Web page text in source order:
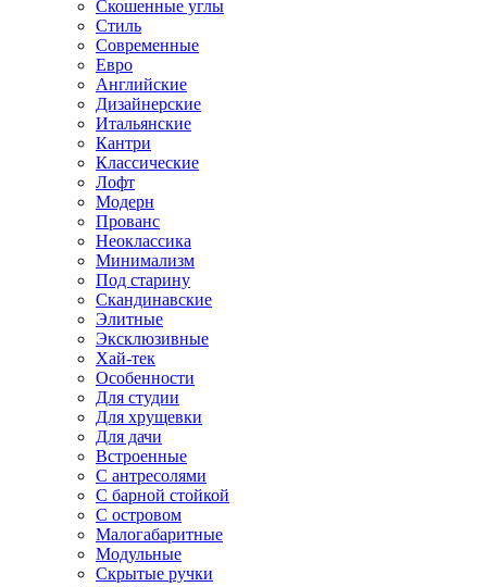
Скошенные углы
Стиль
Современные
Евро
Английские
Дизайнерские
Итальянские
Кантри
Классические
Лофт
Модерн
Прованс
Неоклассика
Минимализм
Под старину
Скандинавские
Элитные
Эксклюзивные
Хай-тек
Особенности
Для студии
Для хрущевки
Для дачи
Встроенные
С антресолями
С барной стойкой
С островом
Малогабаритные
Модульные
Скрытые ручки